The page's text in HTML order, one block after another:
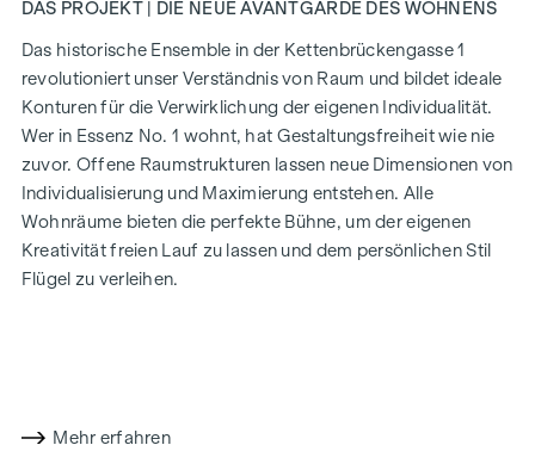
DAS PROJEKT | DIE NEUE AVANTGARDE DES WOHNENS
Das historische Ensemble in der Kettenbrückengasse 1
revolutioniert unser Verständnis von Raum und bildet ideale
Konturen für die Verwirklichung der eigenen Individualität.
Wer in Essenz No. 1 wohnt, hat Gestaltungsfreiheit wie nie
zuvor. Offene Raumstrukturen lassen neue Dimensionen von
Individualisierung und Maximierung entstehen. Alle
Wohnräume bieten die perfekte Bühne, um der eigenen
Kreativität freien Lauf zu lassen und dem persönlichen Stil
Flügel zu verleihen.
Ausstattung strahlt Harmonie und Ruhe aus, ihre Kraft und
Mehr erfahren